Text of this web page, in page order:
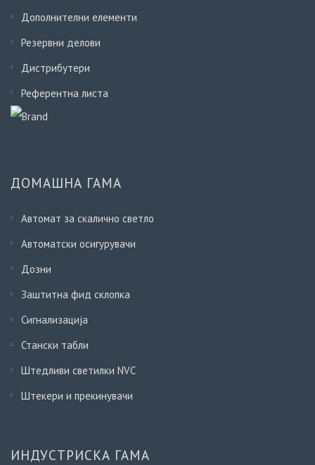
Дополнителни елементи
Резервни делови
Дистрибутери
Референтна листа
ДОМАШНА ГАМА
Автомат за скалично светло
Автоматски осигурувачи
Дозни
Заштитна фид склопка
Сигнализација
Стански табли
Штедливи светилки NVC
Штекери и прекинувачи
ИНДУСТРИСКА ГАМА